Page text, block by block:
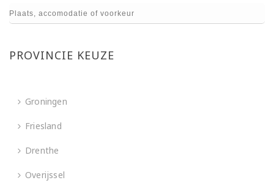
PROVINCIE KEUZE
Groningen
Friesland
Drenthe
Overijssel